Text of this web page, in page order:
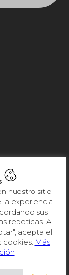
nuestro sitio
la experiencia
sus
repetidas. Al
acepta el
cookies. Más